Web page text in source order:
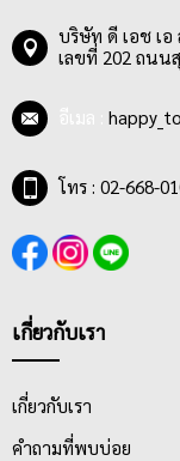
บริษัท ดี เอช เอ
เลขที่ 202 ถนน
โทร : 02-668-
เกี่ยวกับเรา
เกี่ยวกับเรา
คำถามที่พบบ่อย